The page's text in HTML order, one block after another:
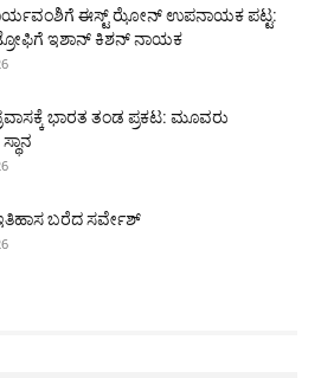
ಈಸ್ಟ್ ಝೋನ್ ಉಪನಾಯಕ ಪಟ್ಟ:
ಇಶಾನ್ ಕಿಶನ್ ನಾಯಕ
ಭಾರತ ತಂಡ ಪ್ರಕಟ: ಮೂವರು
ಇತಿಹಾಸ ಬರೆದ ಸರ್ವೇಶ್